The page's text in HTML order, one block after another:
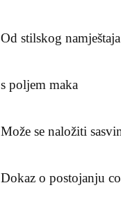
Od stilskog
s poljem maka
Može se naložiti
Dokaz o postojanju